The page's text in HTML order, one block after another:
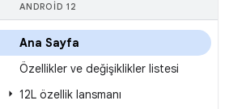
ANDROID 12
Ana Sayfa
Özellikler ve değişiklikler listesi
12L özellik lansmanı